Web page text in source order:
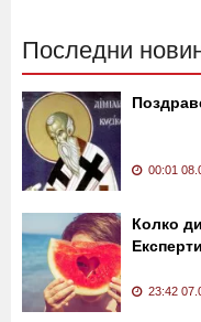
Последни
00:01
Колко
23:42